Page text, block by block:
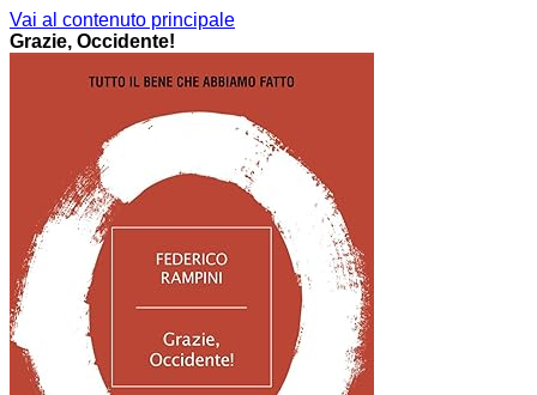
Vai al contenuto principale
Grazie, Occidente!